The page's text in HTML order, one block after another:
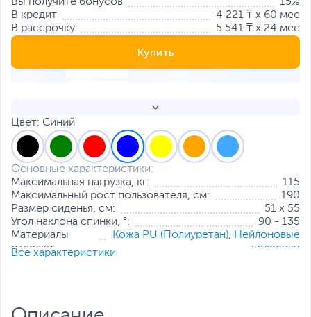
Цвет: Синий
Основные характеристики:
Максимальная нагрузка, кг:
115
Максимальный рост пользователя, см:
190
Размер сиденья, см:
51 х 55
Угол наклона спинки, °:
90 - 135
Материалы
отделки:
Кожа PU (Полиуретан), Нейлоновые
колесики
Все характеристики
В кредит
4 221 ₸ x 60 мес
В рассрочку
5 541 ₸ x 24 мес
Купить